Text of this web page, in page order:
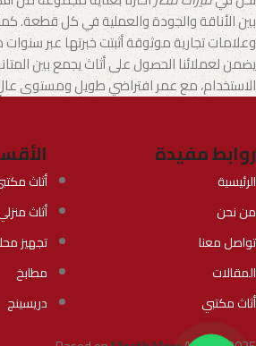
بين الأناقة والجودة والعملية في كل قطعة.
وعلامات تجارية موثوقة أثبتت خبرتها عبر سنوات
يضمن لعملائنا الحصول على أثاث يجمع بين
الاستخدام، مع عمر افتراضي طويل ومستوى
روابط مفيدة
الرئيسية
من نحن
تواصل معنا
المقالات
أثاث مكتبي
أثاث
أثاث
تجهيز
مطابخ
دريسينج